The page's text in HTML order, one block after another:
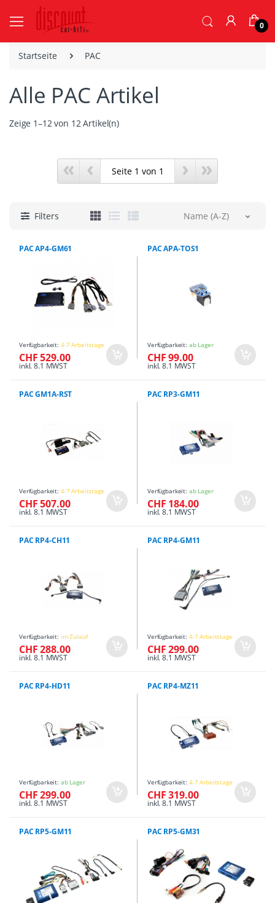
0
Startseite PAC
Alle PAC Artikel
Zeige 1–12 von 12 Artikel(n)
« ‹ › »
Filters Name (A-Z)
PAC AP4-GM61
Verfügbarkeit: 4-7 Arbeitstage
CHF 529.00
inkl. 8.1 MWST
PAC APA-TOS1
Verfügbarkeit: ab Lager
CHF 99.00
inkl. 8.1 MWST
PAC GM1A-RST
Verfügbarkeit: 4-7 Arbeitstage
CHF 507.00
inkl. 8.1 MWST
PAC RP3-GM11
Verfügbarkeit: ab Lager
CHF 184.00
inkl. 8.1 MWST
PAC RP4-CH11
Verfügbarkeit: im Zulauf
CHF 288.00
inkl. 8.1 MWST
PAC RP4-GM11
Verfügbarkeit: 4-7 Arbeitstage
CHF 299.00
inkl. 8.1 MWST
PAC RP4-HD11
Verfügbarkeit: ab Lager
CHF 299.00
inkl. 8.1 MWST
PAC RP4-MZ11
Verfügbarkeit: 4-7 Arbeitstage
CHF 319.00
inkl. 8.1 MWST
PAC RP5-GM11 PAC RP5-GM31